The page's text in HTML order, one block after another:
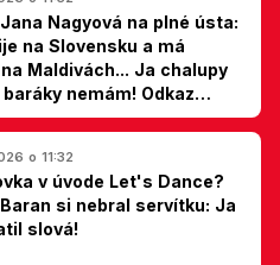
Nagyová na plné ústa:
na Slovensku a má
Maldivách... Ja chalupy
nemám! Odkaz
o 11:32
v úvode Let's Dance?
si nebral servítku: Ja
slová!